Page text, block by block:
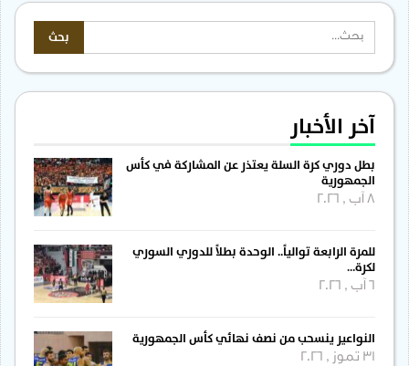
آخر الأخبار
بطل دوري كرة السلة يعتذر عن المشاركة في كأس
الجمهورية
للمرة الرابعة توالياً.. الوحدة بطلاً للدوري السوري
لكرة…
النواعير ينسحب من نصف نهائي كأس الجمهورية
31 تموز , 2026